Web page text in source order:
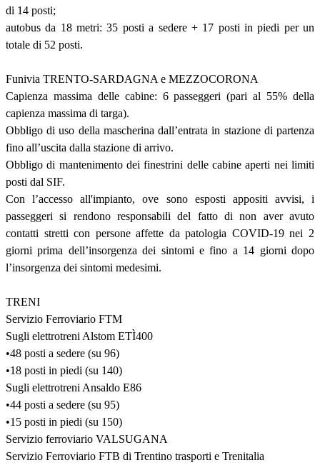
di 14 posti;
autobus da 18 metri: 35 posti a sedere + 17 posti in piedi per un
totale di 52 posti.
Funivia TRENTO-SARDAGNA e MEZZOCORONA
Capienza massima delle cabine: 6 passeggeri (pari al 55% della
capienza massima di targa).
Obbligo di uso della mascherina dall’entrata in stazione di partenza
fino all’uscita dalla stazione di arrivo.
Obbligo di mantenimento dei finestrini delle cabine aperti nei limiti
posti dal SIF.
Con l’accesso all'impianto, ove sono esposti appositi avvisi, i
passeggeri si rendono responsabili del fatto di non aver avuto
contatti stretti con persone affette da patologia COVID-19 nei 2
giorni prima dell’insorgenza dei sintomi e fino a 14 giorni dopo
l’insorgenza dei sintomi medesimi.
TRENI
Servizio Ferroviario FTM
Sugli elettrotreni Alstom ETÌ400
•48 posti a sedere (su 96)
•18 posti in piedi (su 140)
Sugli elettrotreni Ansaldo E86
•44 posti a sedere (su 95)
•15 posti in piedi (su 150)
Servizio ferroviario VALSUGANA
Servizio Ferroviario FTB di Trentino trasporti e Trenitalia